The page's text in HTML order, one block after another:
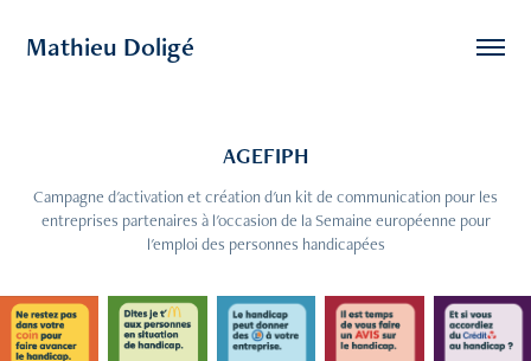
Mathieu Doligé
AGEFIPH
Campagne d'activation et création d'un kit de communication pour les
entreprises partenaires à l'occasion de la Semaine européenne pour
l'emploi des personnes handicapées